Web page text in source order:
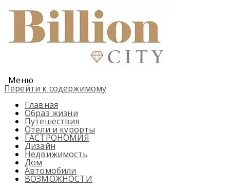
Меню
Перейти к содержимому
Главная
Образ жизни
Путешествия
Отели и курорты
ГАСТРОНОМИЯ
Дизайн
Недвижимость
Дом
Автомобили
ВОЗМОЖНОСТИ